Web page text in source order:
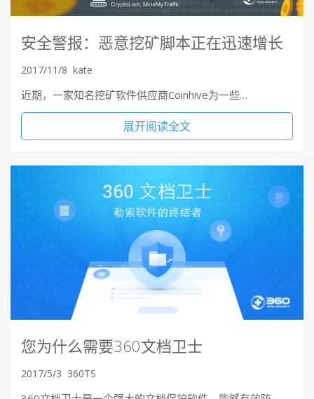
安全警报：恶意挖矿脚本正在迅速增长
2017/11/8 kate
近期，一家知名挖矿软件供应商Coinhive为一些…
展开阅读全文
您为什么需要360文档卫士
2017/5/3 360TS